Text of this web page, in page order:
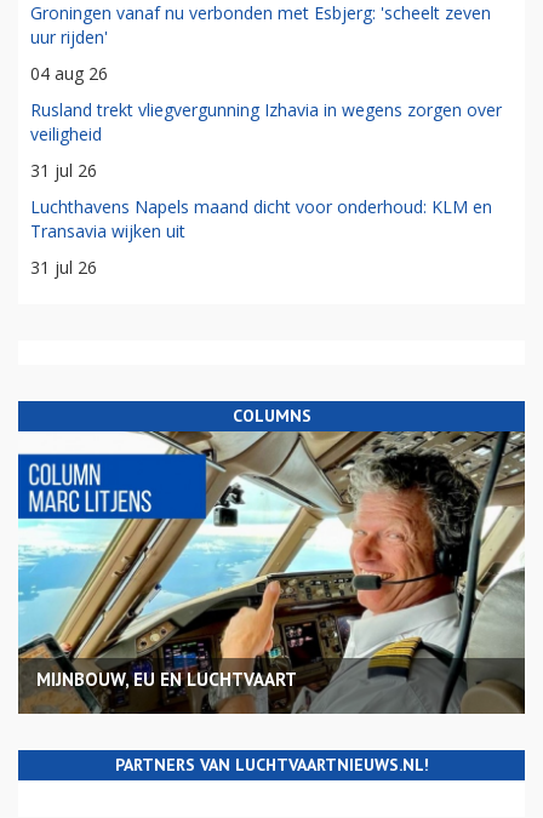
Groningen vanaf nu verbonden met Esbjerg: 'scheelt zeven
uur rijden'
04 aug 26
Rusland trekt vliegvergunning Izhavia in wegens zorgen over
veiligheid
31 jul 26
Luchthavens Napels maand dicht voor onderhoud: KLM en
Transavia wijken uit
31 jul 26
COLUMNS
MIJNBOUW, EU EN LUCHTVAART
PARTNERS VAN LUCHTVAARTNIEUWS.NL!